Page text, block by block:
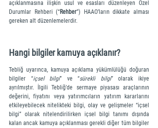
açıklanmasına ilişkin usul ve esasları düzenleyen Özel
Durumlar Rehberi (“Rehber”) HAAO’ların dikkate alması
gereken alt düzenlemelerdir.
Hangi bilgiler kamuya açıklanır?
Tebliğ uyarınca, kamuya açıklama yükümlülüğü doğuran
bilgiler “içsel bilgi” ve “sürekli bilgi” olarak ikiye
ayrılmıştır. İlgili Tebliğ’de sermaye piyasası araçlarının
değerini, fiyatını veya yatırımcıların yatırım kararlarını
etkileyebilecek nitelikteki bilgi, olay ve gelişmeler “içsel
bilgi” olarak nitelendirilirken içsel bilgi tanımı dışında
kalan ancak kamuya açıklanması gerekli diğer tüm bilgiler